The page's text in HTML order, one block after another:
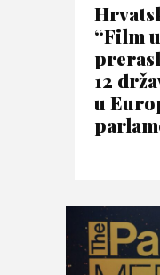
“Film
12
u